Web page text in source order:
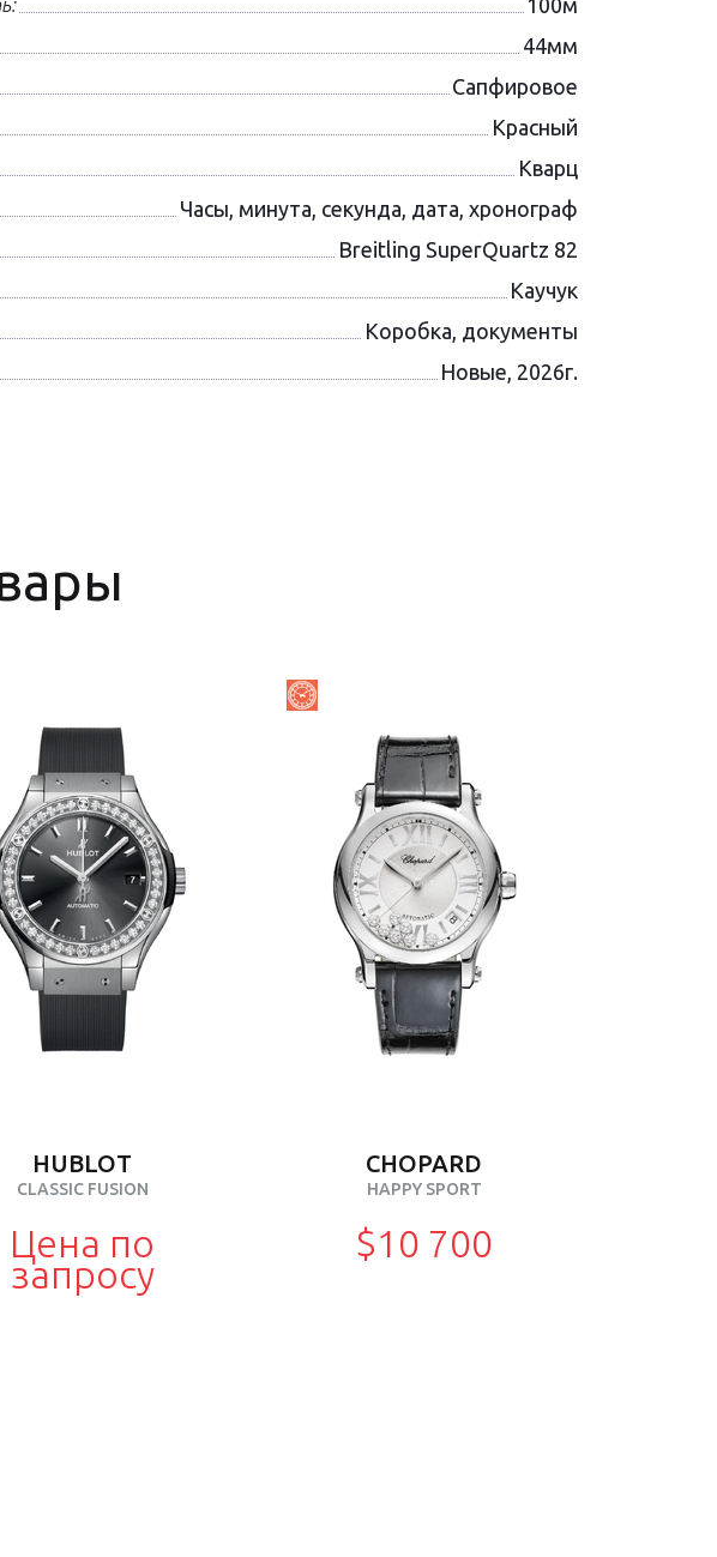
100м
44мм
Сапфировое
Красный
Кварц
Часы, минута, секунда, дата, хронограф
Breitling SuperQuartz 82
Каучук
Коробка, документы
Новые, 2026г.
HUBLOT
CLASSIC FUSION
Цена по
запросу
CHOPARD
HAPPY SPORT
$10 700